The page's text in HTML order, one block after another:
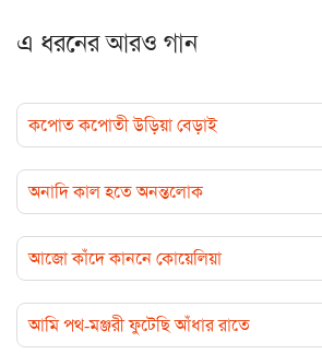
এ ধরনের আরও গান
কপোত কপোতী উড়িয়া বেড়াই
অনাদি কাল হতে অনন্তলোক
আজো কাঁদে কাননে কোয়েলিয়া
আমি পথ-মঞ্জরী ফুটেছি আঁধার রাতে